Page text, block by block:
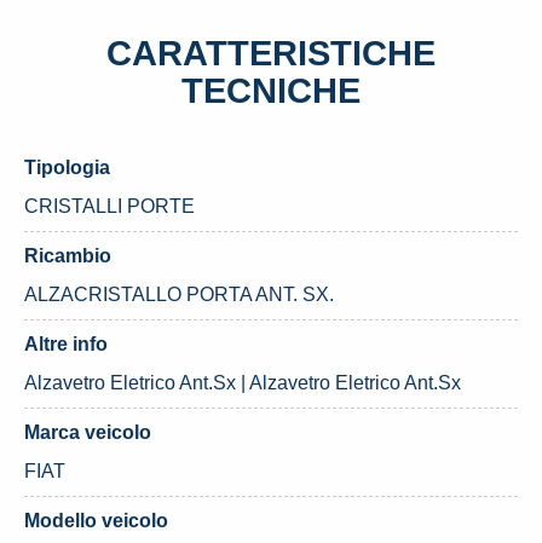
CARATTERISTICHE
TECNICHE
Tipologia
CRISTALLI PORTE
Ricambio
ALZACRISTALLO PORTA ANT. SX.
Altre info
Alzavetro Eletrico Ant.Sx | Alzavetro Eletrico Ant.Sx
Marca veicolo
FIAT
Modello veicolo